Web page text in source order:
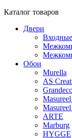
Каталог товаров
Двери
Обои
Murella
AS
ARTE
Marburg
HYGGE